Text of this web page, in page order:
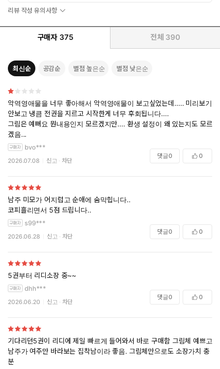
리뷰 작성 유의사항
구매자 375 전체 390
최신순 공감순 별점 높은순 별점 낮은순
악역영애물을 너무 좋아해서 악역영애물이 보고싶었는데..... 미리보기도
안보고 냉큼 전권을 지르고 시작한게 너무 후회됩니다....
그림은 예뻐요 뭔내용인지 모르겠지만.... 환생 설정이 왜 있는지도 모르
겠음...
bvo***
2026.07.08 신고 차단
댓글0 0
남주 미모가 어지럽고 순애에 숨막힙니다..
코피흘리면서 5점 드립니다..
s99***
2026.06.28 신고 차단
댓글0 0
5권부터 리디소장 중~~
dhh***
2026.06.20 신고 차단
댓글0 0
기다리던5권이 리디에 제일 빠르게 들어와서 바로 구매함 그림체 예쁘고
남주가 여주만 바라보는 집착남이라 좋음. 그림체만으로도 소장가치 충
분